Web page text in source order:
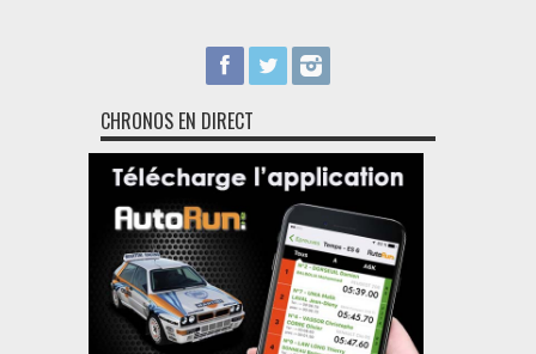
CHRONOS EN DIRECT